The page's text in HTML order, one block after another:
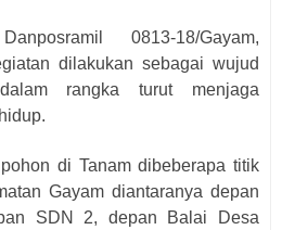
0813-18/Gayam,
dilakukan sebagai wujud
rangka turut menjaga
di Tanam dibeberapa titik
Gayam diantaranya depan
SDN 2, depan Balai Desa